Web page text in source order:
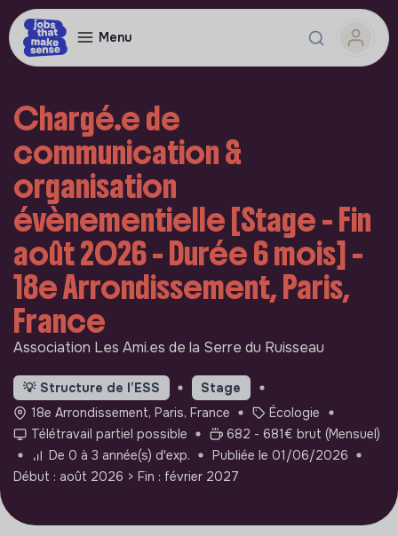
Menu
Chargé.e de
communication &
organisation
évènementielle [Stage - Fin
août 2026 - Durée 6 mois] -
18e Arrondissement, Paris,
France
Association Les Ami.es de la Serre du Ruisseau
💡 Structure de l’ESS
Stage
18e Arrondissement, Paris, France
Écologie
Télétravail partiel possible
682 - 681€ brut (Mensuel)
De 0 à 3 année(s) d'exp.
Publiée le 01/06/2026
Début : août 2026 > Fin : février 2027